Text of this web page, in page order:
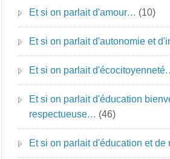
Et si on parlait d'amour… (10)
Et si on parlait d'autonomie et
Et si on parlait
Et si on parlait d'éducation
respectueuse… (46)
Et si on parlait d'éducation et